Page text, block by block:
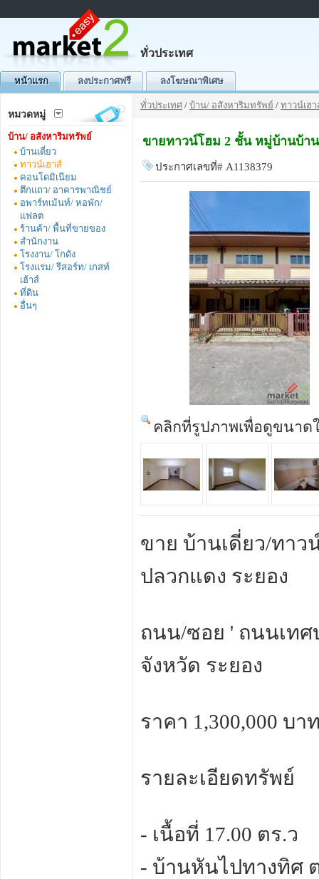
ทั่วประเทศ
หน้าแรก ลงประกาศฟรี ลงโฆษณาพิเศษ
หมวดหมู่
บ้าน/ อสังหาริมทรัพย์
บ้านเดี่ยว
ทาวน์เฮาส์
คอนโดมิเนียม
ตึกแถว/ อาคารพาณิชย์
อพาร์ทเม้นท์/ หอพัก/
แฟลต
ร้านค้า/ พื้นที่ขายของ
สำนักงาน
โรงงาน/ โกดัง
โรงแรม/ รีสอร์ท/ เกสท์
เฮ้าส์
ที่ดิน
อื่นๆ
ทั่วประเทศ / บ้าน/ อสังหาริมทรัพย์ / ทาวน์เฮา
ขายทาวน์โฮม 2 ชั้น หมู่บ้านบ้า
ประกาศเลขที่# A1138379
คลิกที่รูปภาพเพื่อดูขนาด
ขาย บ้านเดี่ยว/ทาว
ปลวกแดง ระยอง
ถนน/ซอย ' ถนนเทศ
จังหวัด ระยอง
ราคา 1,300,000 บ
รายละเอียดทรัพย์
- เนื้อที่ 17.00 ตร.ว
- บ้านหันไปทางทิศ